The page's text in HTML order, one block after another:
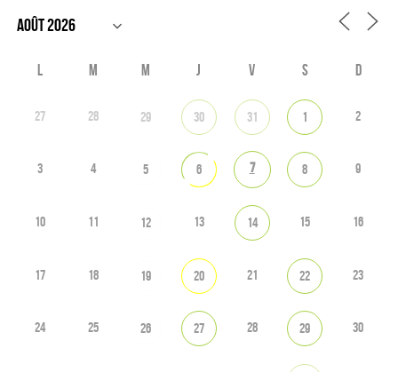
L M M J V S D
27 28 29 30 31 1 2
3 4 5 6 7 8 9
10 11 12 13 14 15 16
17 18 19 20 21 22 23
24 25 26 27 28 29 30